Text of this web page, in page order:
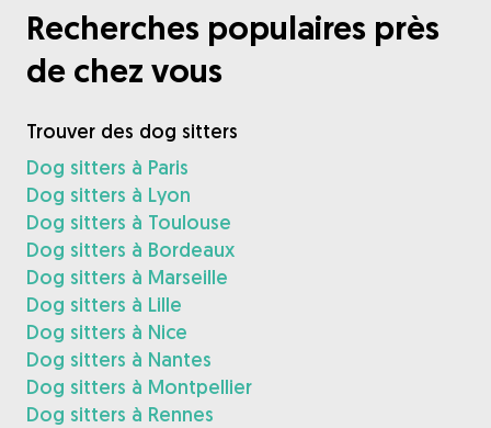
Recherches populaires près
de chez vous
Trouver des dog sitters
Dog sitters à Paris
Dog sitters à Lyon
Dog sitters à Toulouse
Dog sitters à Bordeaux
Dog sitters à Marseille
Dog sitters à Lille
Dog sitters à Nice
Dog sitters à Nantes
Dog sitters à Montpellier
Dog sitters à Rennes